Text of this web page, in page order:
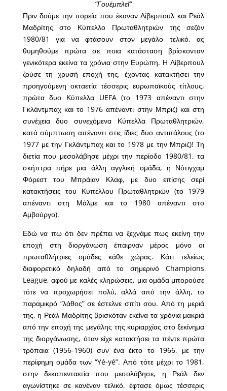
“Γουέμπλεϊ”
Πριν δούμε την πορεία που έκαναν Λίβερπουλ και Ρεάλ
Μαδρίτης στο Κύπελλο Πρωταθλητριών της σεζόν
1980/81 για να φτάσουν στον μεγάλο τελικό, ας
θυμηθούμε πρώτα σε ποια κατάσταση βρίσκονταν
γενικότερα εκείνα τα χρόνια στην Ευρώπη. Η Λίβερπουλ
ζούσε τη χρυσή εποχή της, έχοντας κατακτήσει την
προηγούμενη οκταετία τέσσερις ευρωπαϊκούς τίτλους,
πρώτα δυο Κύπελλα UEFA (το 1973 απέναντι στην
Γκλάντμπαχ και το 1976 απέναντι στην Μπριζ) και στη
συνέχεια δυο συνεχόμενα Κύπελλα Πρωταθλητριών,
κατά σύμπτωση απέναντι στις ίδιες δυο αντιπάλους (το
1977 με την Γκλάντμπαχ και το 1978 με την Μπριζ)! Τη
διετία που μεσολάβησε μέχρι την περίοδο 1980/81, τα
σκήπτρα πήρε μια άλλη αγγλική ομάδα, η Νότιγχαμ
Φόρεστ του Μπράιαν Κλαφ, με δυο επίσης σερί
κατακτήσεις του Κυπέλλου Πρωταθλητριών (το 1979
απέναντι στη Μάλμε και το 1980 απέναντι στο
Αμβούργο).
Εδώ να πω ότι δεν πρέπει να ξεχνάμε πως εκείνη την
εποχή στη διοργάνωση έπαιρναν μέρος μόνο οι
πρωταθλήτριες ομάδες κάθε χώρας. Κάτι τελείως
διαφορετικό δηλαδή από το σημερινό Champions
League, αφού με καλές κληρώσεις, μια ομάδα μπορούσε
τότε να προχωρήσει πολύ, αλλά από την άλλη, το
παραμικρό “λάθος” σε έστελνε σπίτι σου. Από τη μεριά
της, η Ρεάλ Μαδρίτης βρισκόταν εκείνα τα χρόνια μακριά
από την εποχή της μεγάλης της κυριαρχίας στο ξεκίνημα
της διοργάνωσης, όταν είχε κατακτήσει τα πέντε πρώτα
τρόπαια (1956-1960) συν ένα έκτο το 1966, με την
περίφημη ομάδα των “Yé-yé”. Από τότε μέχρι το 1981,
στην δεκαπενταετία που μεσολάβησε, η Ρεάλ δεν
αγωνίστηκε σε κανέναν τελικό, έφτασε όμως τέσσερις